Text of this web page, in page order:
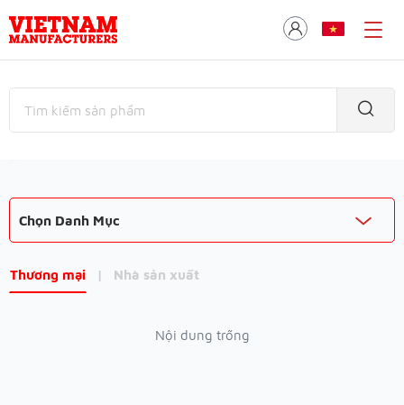
Chọn Danh Mục
Thương mại | Nhà sản xuất
Nội dung trống